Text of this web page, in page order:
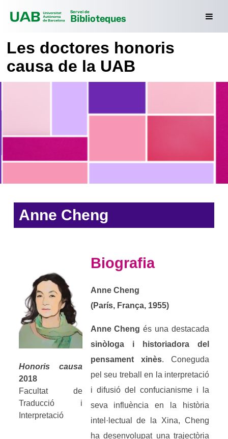
Servei de
Biblioteques
Les doctores honoris
causa de la UAB
Anne Cheng
Honoris causa
2018
Facultat de
Traducció i
Interpretació
Biografia
Anne Cheng
(París, França, 1955)
Anne Chengés una destacada
sinòloga i historiadora del
pensament xinès. Coneguda
pel seu treball en la interpretació
i difusió del confucianisme i la
seva influència en la història
intel·lectual de la Xina, Cheng
ha desenvolupat una trajectòria